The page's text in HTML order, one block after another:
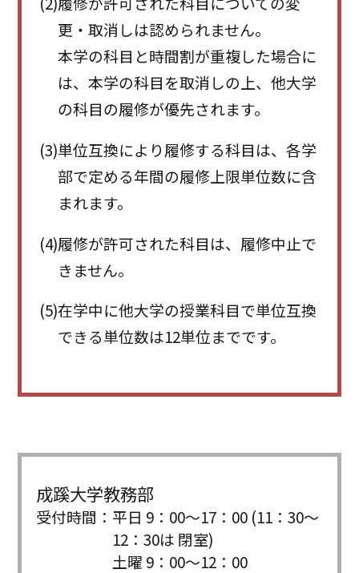
更・取消しは認められません。
本学の科目と時間割が重複した場合に
は、本学の科目を取消しの上、他大学
の科目の履修が優先されます。
(3)単位互換により履修する科目は、各学
部で定める年間の履修上限単位数に含
まれます。
(4)履修が許可された科目は、履修中止で
きません。
(5)在学中に他大学の授業科目で単位互換
できる単位数は12単位までです。
成蹊大学教務部
受付時間： 平日 9：00〜17：00 (11：30〜
12：30は 閉室)
土曜 9：00〜12：00